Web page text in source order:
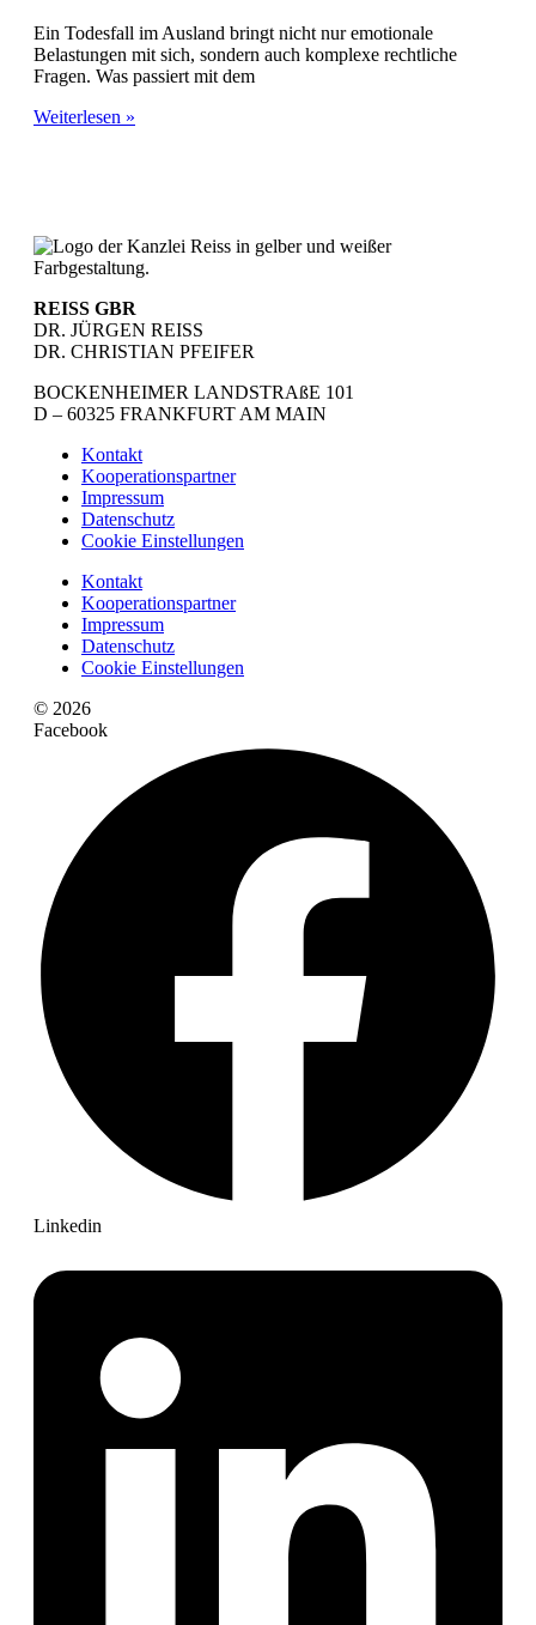
Ein Todesfall im Ausland bringt nicht nur emotionale
Belastungen mit sich, sondern auch komplexe rechtliche
Fragen. Was passiert mit dem
Weiterlesen »
REISS GBR
DR. JÜRGEN REISS
DR. CHRISTIAN PFEIFER
BOCKENHEIMER LANDSTRAßE 101
D – 60325 FRANKFURT AM MAIN
Kontakt
Kooperationspartner
Impressum
Datenschutz
Cookie Einstellungen
Kontakt
Kooperationspartner
Impressum
Datenschutz
Cookie Einstellungen
© 2026
Facebook
Linkedin